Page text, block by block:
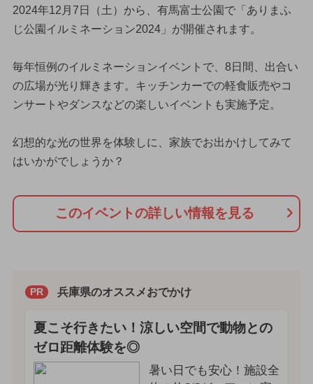
2024年12月7日（土）から、有馬富士公園で「ありまふ
じ公園イルミネーション2024」が開催されます。
毎年恒例のイルミネーションイベントで、8日間、出合い
の広場が光り輝きます。キッチンカーでの軽食販売やコ
ンサートやダンスなどの楽しいイベントも実施予定。
幻想的な光の世界を体験しに、家族でお出かけしてみて
はいかがでしょうか？
このイベントの詳しい情報を見る
PR 兵庫県のオススメおでかけ
夏こそ行きたい！涼しい空間で動物との
ゼロ距離体験を◎
暑い日でも安心！施設全